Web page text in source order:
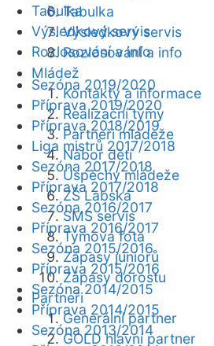
Tabulka
Výsledkový servis
Rozlosování a info
Mládež
Kontakty a informace
Realizační týmy
Partneři mládeže
Nábor dětí
Úspěchy mládeže
ZŠ Labská
SMS servis
Týmová fota
Zápasy juniorů
Zápasy dorostu
Partneři
Generální partner
GOLD hlavní partner
Tabulka
Výsledkový servis
Rozlosování a info
Sezóna 2019/2020
Příprava 2019/2020
Příprava 2018/2019
Liga mistrů 2017/2018
Sezóna 2017/2018
Příprava 2017/2018
Sezóna 2016/2017
Příprava 2016/2017
Sezóna 2015/2016
Příprava 2015/2016
Sezóna 2014/2015
Příprava 2014/2015
Sezóna 2013/2014